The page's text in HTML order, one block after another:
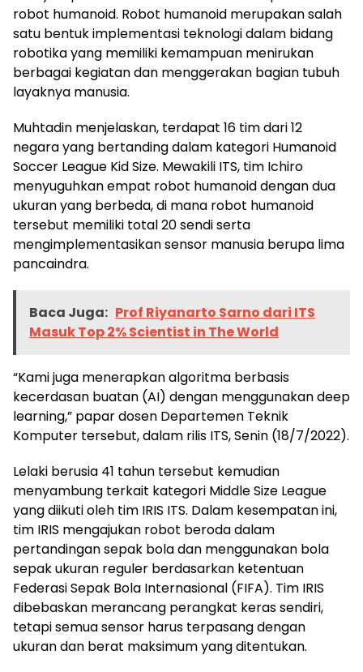
robot humanoid. Robot humanoid merupakan salah
satu bentuk implementasi teknologi dalam bidang
robotika yang memiliki kemampuan menirukan
berbagai kegiatan dan menggerakan bagian tubuh
layaknya manusia.
Muhtadin menjelaskan, terdapat 16 tim dari 12
negara yang bertanding dalam kategori Humanoid
Soccer League Kid Size. Mewakili ITS, tim Ichiro
menyuguhkan empat robot humanoid dengan dua
ukuran yang berbeda, di mana robot humanoid
tersebut memiliki total 20 sendi serta
mengimplementasikan sensor manusia berupa lima
pancaindra.
Baca Juga: Prof Riyanarto Sarno dari ITS
Masuk Top 2% Scientist in The World
“Kami juga menerapkan algoritma berbasis
kecerdasan buatan (AI) dengan menggunakan deep
learning,” papar dosen Departemen Teknik
Komputer tersebut, dalam rilis ITS, Senin (18/7/2022).
Lelaki berusia 41 tahun tersebut kemudian
menyambung terkait kategori Middle Size League
yang diikuti oleh tim IRIS ITS. Dalam kesempatan ini,
tim IRIS mengajukan robot beroda dalam
pertandingan sepak bola dan menggunakan bola
sepak ukuran reguler berdasarkan ketentuan
Federasi Sepak Bola Internasional (FIFA). Tim IRIS
dibebaskan merancang perangkat keras sendiri,
tetapi semua sensor harus terpasang dengan
ukuran dan berat maksimum yang ditentukan.